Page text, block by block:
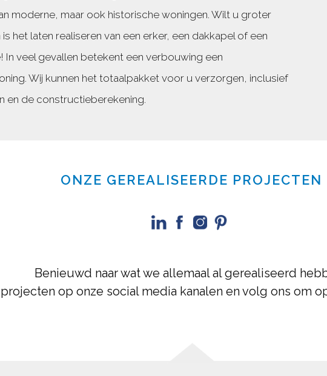
moderne, maar ook historische woningen. Wilt u groter
het laten realiseren van een erker, een dakkapel of een
veel gevallen betekent een verbouwing een
Wij kunnen het totaalpakket voor u verzorgen, inclusief
en de constructieberekening.
ONZE GEREALISEERDE PROJECTEN
Benieuwd naar wat we allemaal al gerealiseerd
op onze social media kanalen en volg ons om